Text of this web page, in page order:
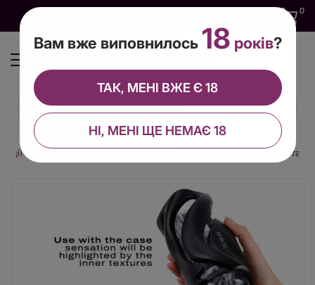
0
Мастурбатор Dorcel DEEP BLOW BLACK, подвійне використання
Вам вже виповнилось 18 років?
НІ, МЕНІ ЩЕ НЕМАЄ 18
ТАК, МЕНІ ВЖЕ Є 18